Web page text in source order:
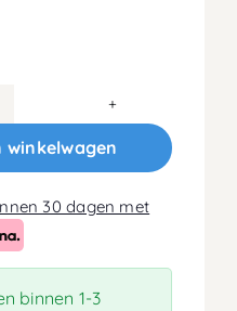
winkelwagen
30 dagen met
binnen 1-3